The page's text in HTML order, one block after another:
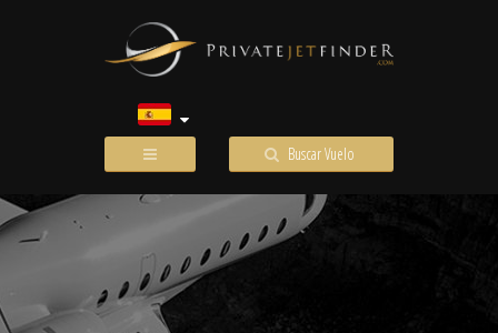
Buscar Vuelo